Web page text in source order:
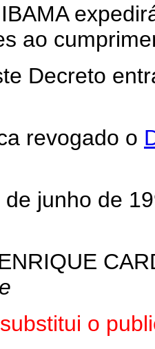
ao
Decreto
revogado o
de
o